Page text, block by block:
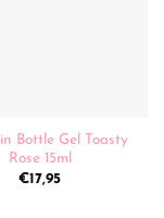
Bottle Gel Toasty
Rose 15ml
€17,95